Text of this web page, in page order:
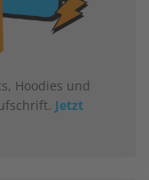
Hoodies und
Jetzt